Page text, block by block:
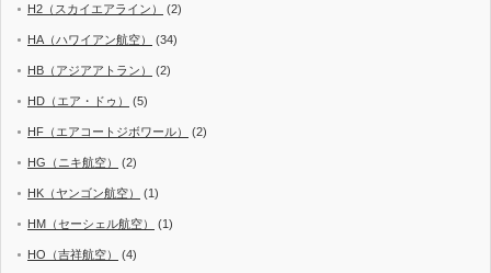
H2（スカイエアライン） (2)
HA（ハワイアン航空） (34)
HB（アジアアトラン） (2)
HD（エア・ドゥ） (5)
HF（エアコートジボワール） (2)
HG（ニキ航空） (2)
HK（ヤンゴン航空） (1)
HM（セーシェル航空） (1)
HO（吉祥航空） (4)